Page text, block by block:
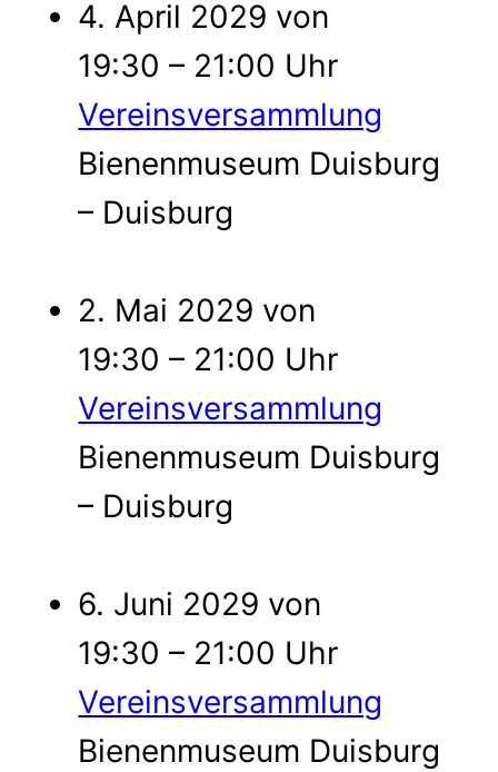
4. April 2029 von
19:30 – 21:00 Uhr
Vereinsversammlung
Bienenmuseum Duisburg
– Duisburg
2. Mai 2029 von
19:30 – 21:00 Uhr
Vereinsversammlung
Bienenmuseum Duisburg
– Duisburg
6. Juni 2029 von
19:30 – 21:00 Uhr
Vereinsversammlung
Bienenmuseum Duisburg